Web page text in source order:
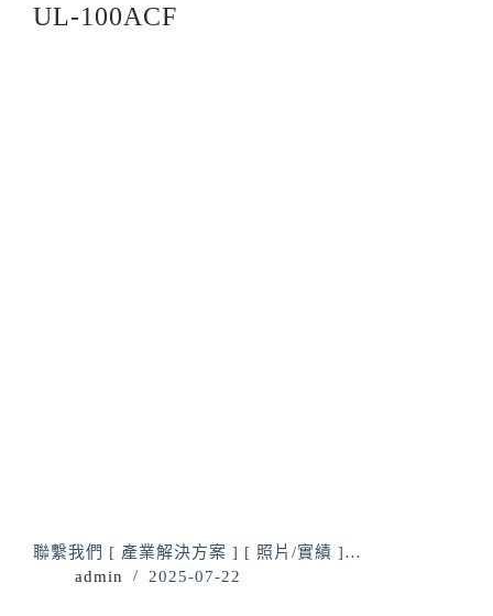
UL-100ACF
聯繫我們 [ 產業解決方案 ] [ 照片/實績 ]…
admin
2025-07-22